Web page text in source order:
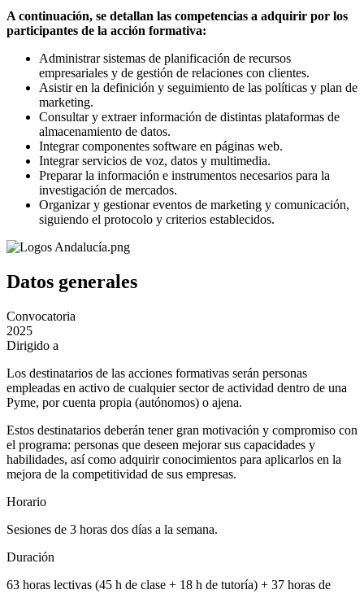
A continuación, se detallan las competencias a adquirir por los
participantes de la acción formativa:
Administrar sistemas de planificación de recursos
empresariales y de gestión de relaciones con clientes.
Asistir en la definición y seguimiento de las políticas y plan de
marketing.
Consultar y extraer información de distintas plataformas de
almacenamiento de datos.
Integrar componentes software en páginas web.
Integrar servicios de voz, datos y multimedia.
Preparar la información e instrumentos necesarios para la
investigación de mercados.
Organizar y gestionar eventos de marketing y comunicación,
siguiendo el protocolo y criterios establecidos.
Datos generales
Convocatoria
2025
Dirigido a
Los destinatarios de las acciones formativas serán personas
empleadas en activo de cualquier sector de actividad dentro de una
Pyme, por cuenta propia (autónomos) o ajena.
Estos destinatarios deberán tener gran motivación y compromiso con
el programa: personas que deseen mejorar sus capacidades y
habilidades, así como adquirir conocimientos para aplicarlos en la
mejora de la competitividad de sus empresas.
Horario
Sesiones de 3 horas dos días a la semana.
Duración
63 horas lectivas (45 h de clase + 18 h de tutoría) + 37 horas de